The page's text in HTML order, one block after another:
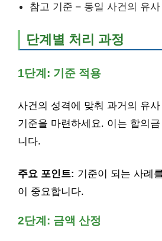
참고 기준 – 동일 사건의 유
단계별 처리 과정
1단계: 기준 적용
사건의 성격에 맞춰 과거의 유
기준을 마련하세요. 이는 합의
니다.
주요 포인트: 기준이 되는 사례
이 중요합니다.
2단계: 금액 산정